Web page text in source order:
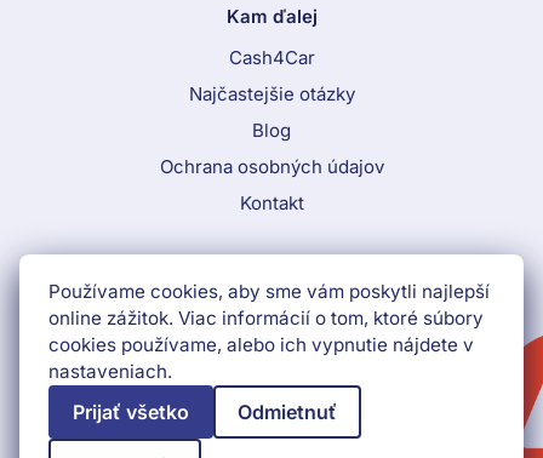
Kam ďalej
Cash4Car
Najčastejšie otázky
Blog
Ochrana osobných údajov
Kontakt
Call To Action Menu
+421 552 903 009
Používame cookies, aby sme vám poskytli najlepší
online zážitok. Viac informácií o tom, ktoré súbory
cookies používame, alebo ich vypnutie nájdete v
nastaveniach.
Prijať všetko Odmietnuť